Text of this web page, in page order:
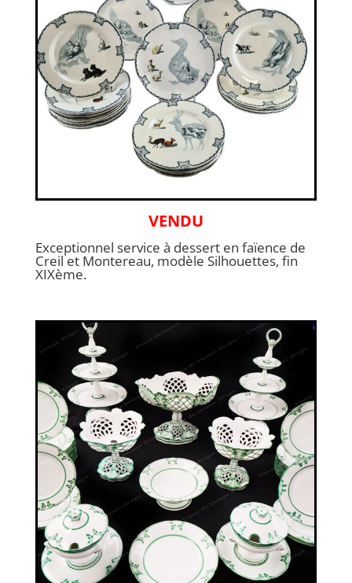
VENDU
Exceptionnel service à dessert en faïence de
Creil et Montereau, modèle Silhouettes, fin
XIXème.